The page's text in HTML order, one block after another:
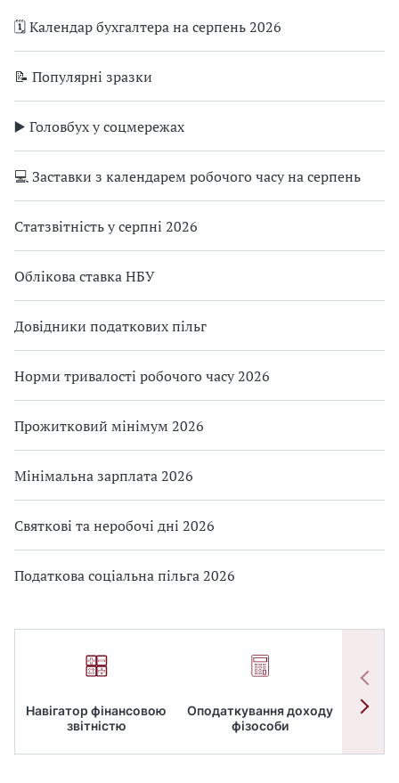
🗓️ Календар бухгалтера на серпень 2026
📝 Популярні зразки
▶️ Головбух у соцмережах
💻 Заставки з календарем робочого часу на серпень
Статзвітність у серпні 2026
Облікова ставка НБУ
Довідники податкових пільг
Норми тривалості робочого часу 2026
Прожитковий мінімум 2026
Мінімальна зарплата 2026
Святкові та неробочі дні 2026
Податкова соціальна пільга 2026
Навігатор фінансовою
звітністю
Оподаткування доходу
фізособи